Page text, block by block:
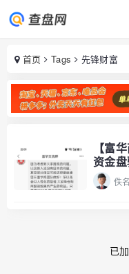
首页 Tags 先锋财富
【富
资金
佚名
已